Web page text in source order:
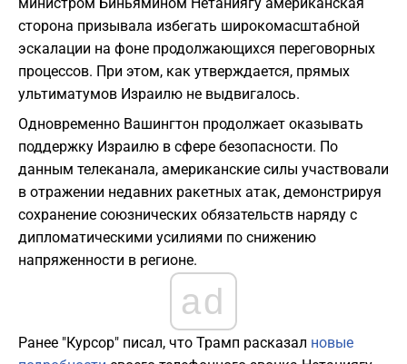
сторона призывала избегать широкомасштабной
эскалации на фоне продолжающихся переговорных
процессов. При этом, как утверждается, прямых
ультиматумов Израилю не выдвигалось.
Одновременно Вашингтон продолжает оказывать
поддержку Израилю в сфере безопасности. По
данным телеканала, американские силы участвовали
в отражении недавних ракетных атак, демонстрируя
сохранение союзнических обязательств наряду с
дипломатическими усилиями по снижению
напряженности в регионе.
ad
Ранее "Курсор" писал, что Трамп расказал новые